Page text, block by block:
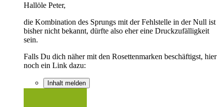
Hallöle Peter,
die Kombination des Sprungs mit der Fehlstelle in der Null ist
bisher nicht bekannt, dürfte also eher eine Druckzufälligkeit
sein.
Falls Du dich näher mit den Rosettenmarken beschäftigst, hier
noch ein Link dazu:
Inhalt melden